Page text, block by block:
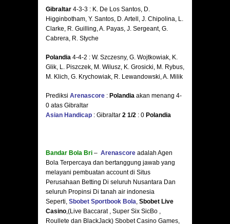
Gibraltar 4-3-3 : K. De Los Santos, D.
Higginbotham, Y. Santos, D. Artell, J. Chipolina, L.
Clarke, R. Guilling, A. Payas, J. Sergeant, G.
Cabrera, R. Styche
Polandia 4-4-2 : W. Szczesny, G. Wojtkowiak, K.
Glik, L. Piszczek, M. Wilusz, K. Grosicki, M. Rybus,
M. Klich, G. Krychowiak, R. Lewandowski, A. Milik
Prediksi Arenascore : Polandia akan menang 4-
0 atas Gibraltar
Asian Handicap : Gibraltar 2 1/2 : 0 Polandia
Bandar Bola Bri – Arenascore adalah Agen
Bola Terpercaya dan bertanggung jawab yang
melayani pembuatan account di Situs
Perusahaan Betting Di seluruh Nusantara Dan
seluruh Propinsi Di tanah air indonesia
Seperti, Sbobet Sportbook Bola, Sbobet Live
Casino,(Live Baccarat , Super Six SicBo ,
Roullete dan BlackJack) Sbobet Casino Games,